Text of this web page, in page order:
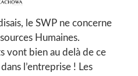
le SWP ne concerne
Humaines.
vont bien au delà de ce
l’entreprise ! Les